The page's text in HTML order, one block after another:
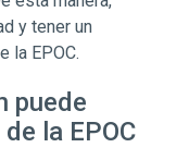
y tener un
la EPOC.
puede
la EPOC